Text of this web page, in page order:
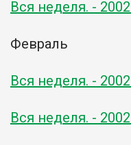
Вся неделя. -
Февраль
Вся неделя. -
Вся неделя. -